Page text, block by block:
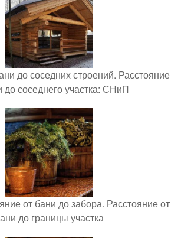
до соседних строений. Расстояние
до соседнего участка: СНиП
от бани до забора. Расстояние от
до границы участка